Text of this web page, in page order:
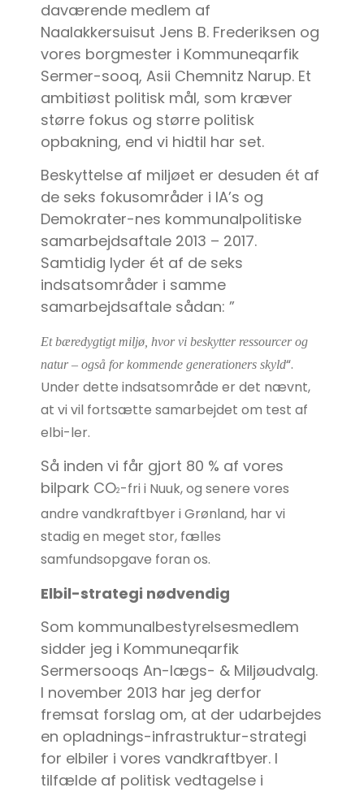
daværende medlem af
Naalakkersuisut Jens B. Frederiksen og
vores borgmester i Kommuneqarfik
Sermer-sooq, Asii Chemnitz Narup. Et
ambitiøst politisk mål, som kræver
større fokus og større politisk
opbakning, end vi hidtil har set.
Beskyttelse af miljøet er desuden ét af
de seks fokusområder i IA’s og
Demokrater-nes kommunalpolitiske
samarbejdsaftale 2013 – 2017.
Samtidig lyder ét af de seks
indsatsområder i samme
samarbejdsaftale sådan: ”
Et bæredygtigt miljø, hvor vi beskytter ressourcer og
natur – også for kommende generationers skyld“.
Under dette indsatsområde er det nævnt,
at vi vil fortsætte samarbejdet om test af
elbi-ler.
Så inden vi får gjort 80 % af vores
bilpark CO2-fri i Nuuk, og senere vores
andre vandkraftbyer i Grønland, har vi
stadig en meget stor, fælles
samfundsopgave foran os.
Elbil-strategi nødvendig
Som kommunalbestyrelsesmedlem
sidder jeg i Kommuneqarfik
Sermersooqs An-lægs- & Miljøudvalg.
I november 2013 har jeg derfor
fremsat forslag om, at der udarbejdes
en opladnings-infrastruktur-strategi
for elbiler i vores vandkraftbyer. I
tilfælde af politisk vedtagelse i